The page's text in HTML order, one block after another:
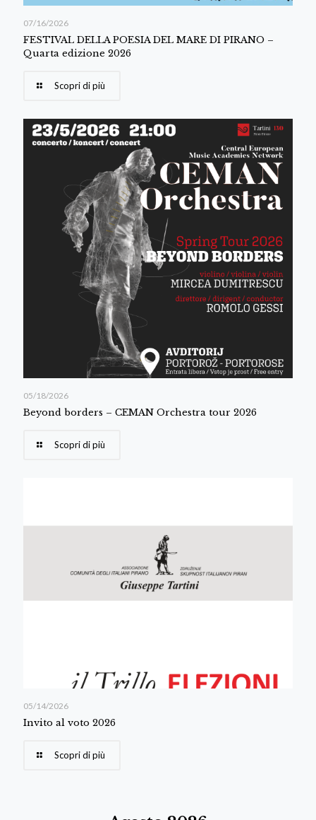
07/16/2026
FESTIVAL DELLA POESIA DEL MARE DI PIRANO –
Quarta edizione 2026
Scopri di più
05/18/2026
Beyond borders – CEMAN Orchestra tour 2026
Scopri di più
05/14/2026
Invito al voto 2026
Scopri di più